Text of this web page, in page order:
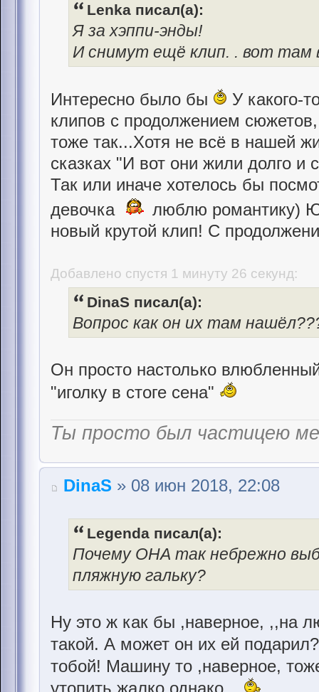
Lenka писал(а):
Я за хэппи-энды!
И снимут ещё клип. . вот там
Интересно было бы
У какого-
клипов с продолжением
тоже так...Хотя не всё в нашей
сказках "И вот они жили долго и
Так или иначе хотелось бы
девочка
люблю романтику)
новый крутой клип! С
Добавлено спустя 1 минуту 26 секунд:
DinaS писал(а):
Вопрос как он их там
Он просто настолько
"иголку в стоге сена"
Ты просто был частицею
DinaS » 08 июн 2018, 22:08
Legenda писал(а):
Почему ОНА так небрежно
пляжную гальку?
Ну это ж как бы ,наверное, ,,на
такой. А может он их ей
тобой! Машину то ,наверное,